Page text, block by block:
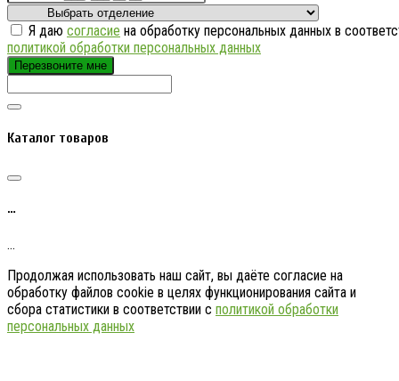
Я даю согласие на обработку персональных данных в
политикой обработки персональных данных
Перезвоните мне
Каталог товаров
…
…
Продолжая использовать наш сайт, вы даёте согласие на
обработку файлов cookie в целях функционирования сайта и
сбора статистики в соответствии с политикой обработки
персональных данных